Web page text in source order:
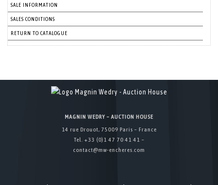
SALE INFORMATION
SALES CONDITIONS
RETURN TO CATALOGUE
MAGNIN WEDRY – AUCTION HOUSE
14 rue Drouot, 75009 Paris – France
Tel. +33 (0)1 47 70 41 41 –
contact@mw-encheres.com